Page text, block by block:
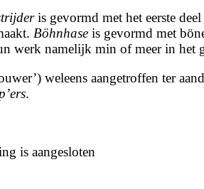
is gevormd met het eerste
Böhnhase is gevormd met
werk namelijk min of meer in het
weleens aangetroffen ter
.
is aangesloten